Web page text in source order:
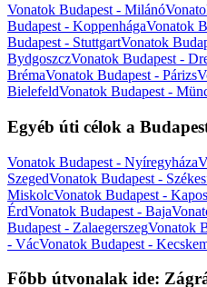
Vonatok Budapest - Milánó
Budapest - KoppenhágaVonatok
Budapest - StuttgartVonatok
BydgoszczVonatok Budapest -
BrémaVonatok Budapest - Párizs
BielefeldVonatok Budapest -
Egyéb úti célok a
Vonatok Budapest - Nyíregyháza
SzegedVonatok Budapest -
MiskolcVonatok Budapest -
ÉrdVonatok Budapest - Baja
Budapest - ZalaegerszegVonatok
- VácVonatok Budapest -
Főbb útvonalak ide: